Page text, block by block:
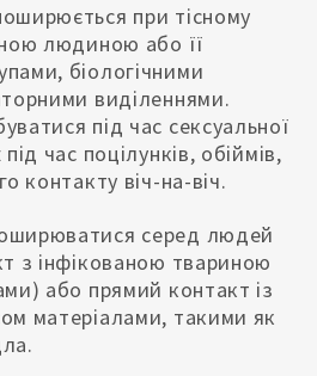
при тісному
людиною або її
біологічними
виділеннями.
під час сексуальної
час поцілунків, обіймів,
контакту віч-на-віч.
серед людей
з інфікованою твариною
або прямий контакт із
матеріалами, такими як